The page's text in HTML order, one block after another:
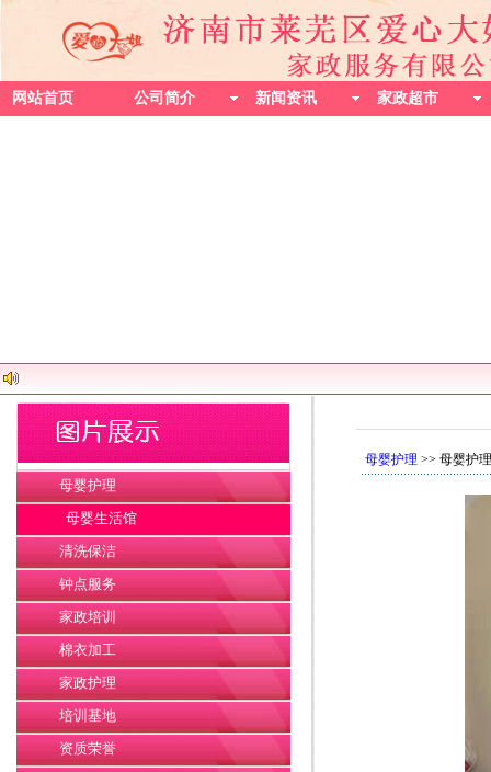
网站首页 公司简介 新闻资讯 家政超市
母婴护理
母婴生活馆
清洗保洁
钟点服务
家政培训
棉衣加工
家政护理
培训基地
资质荣誉
母婴护理 >> 母婴护理